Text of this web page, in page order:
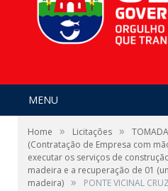
MENU
Home » Licitações »
(Contratação de Empresa com
executar os serviços de
madeira e a recuperação de 01
madeira) » PONTE VICINAL